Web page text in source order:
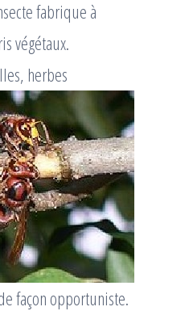
fabrique à
végétaux.
herbes
façon opportuniste.